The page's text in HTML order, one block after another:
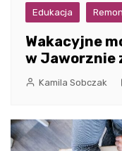
Edukacja
Wakacyjne
w Jaworznie
Kamila Sobczak